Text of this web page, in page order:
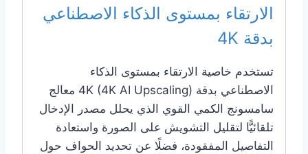
الارتقاء بمستوى الذكاء الاصطناعي
بدقة 4K
تستخدم خاصية الارتقاء بمستوى الذكاء
الاصطناعي بدقة 4K (4K AI Upscaling) معالج
سامسونج الكمي القوي الذي يحلل مصدر الإدخال
تلقائيًّا لتقليل التشويش على الصورة واستعادة
التفاصيل المفقودة، فضلًا عن تحديد الحواف حول